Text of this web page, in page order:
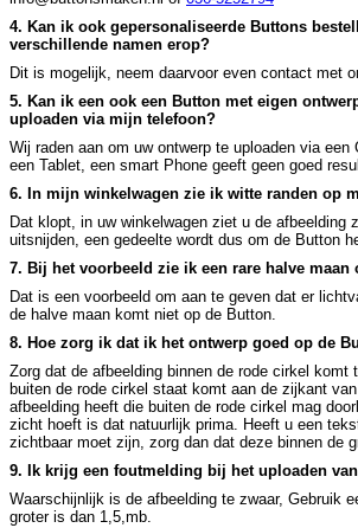
4. Kan ik ook gepersonaliseerde Buttons
verschillende namen erop?
Dit is mogelijk, neem daarvoor even contact met
5. Kan ik een ook een Button met eigen
uploaden via mijn telefoon?
Wij raden aan om uw ontwerp te uploaden via een
een Tablet, een smart Phone geeft geen goed
6. In mijn winkelwagen zie ik witte randen op
Dat klopt, in uw winkelwagen ziet u de afbeelding
uitsnijden, een gedeelte wordt dus om de Button
7. Bij het voorbeeld zie ik een rare halve maan
Dat is een voorbeeld om aan te geven dat er
de halve maan komt niet op de Button.
8. Hoe zorg ik dat ik het ontwerp goed op de
Zorg dat de afbeelding binnen de rode cirkel komt
buiten de rode cirkel staat komt aan de zijkant
afbeelding heeft die buiten de rode cirkel mag
zicht hoeft is dat natuurlijk prima. Heeft u een
zichtbaar moet zijn, zorg dan dat deze binnen de
9. Ik krijg een foutmelding bij het uploaden
Waarschijnlijk is de afbeelding te zwaar, Gebruik
groter is dan 1,5,mb.